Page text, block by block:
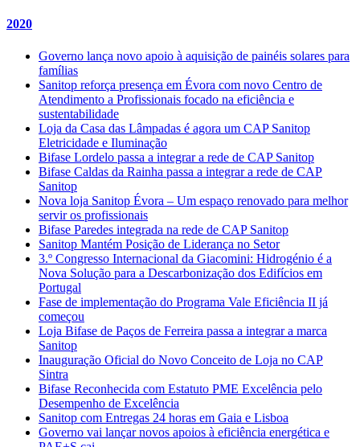
2020
Governo lança novo apoio à aquisição de painéis solares para
famílias
Sanitop reforça presença em Évora com novo Centro de
Atendimento a Profissionais focado na eficiência e
sustentabilidade
Loja da Casa das Lâmpadas é agora um CAP Sanitop
Eletricidade e Iluminação
Bifase Lordelo passa a integrar a rede de CAP Sanitop
Bifase Caldas da Rainha passa a integrar a rede de CAP
Sanitop
Nova loja Sanitop Évora – Um espaço renovado para melhor
servir os profissionais
Bifase Paredes integrada na rede de CAP Sanitop
Sanitop Mantém Posição de Liderança no Setor
3.º Congresso Internacional da Giacomini: Hidrogénio é a
Nova Solução para a Descarbonização dos Edifícios em
Portugal
Fase de implementação do Programa Vale Eficiência II já
começou
Loja Bifase de Paços de Ferreira passa a integrar a marca
Sanitop
Inauguração Oficial do Novo Conceito de Loja no CAP
Sintra
Bifase Reconhecida com Estatuto PME Excelência pelo
Desempenho de Excelência
Sanitop com Entregas 24 horas em Gaia e Lisboa
Governo vai lançar novos apoios à eficiência energética e